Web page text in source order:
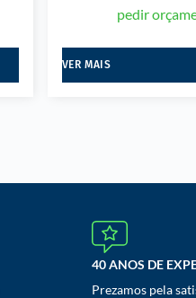
pedir
VER MAIS
40 ANOS DE
Prezamos pela